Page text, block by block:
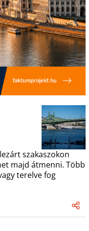
szakaszokon
majd átmenni. Több
terelve fog